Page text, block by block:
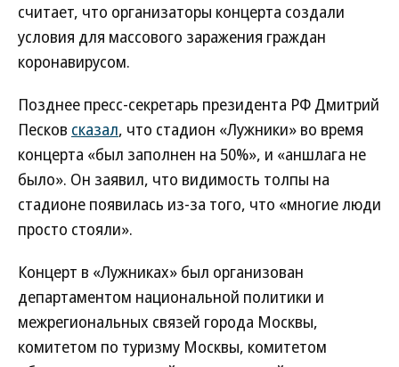
считает, что организаторы концерта создали
условия для массового заражения граждан
коронавирусом.
Позднее пресс-секретарь президента РФ Дмитрий
Песков сказал, что стадион «Лужники» во время
концерта «был заполнен на 50%», и «аншлага не
было». Он заявил, что видимость толпы на
стадионе появилась из-за того, что «многие люди
просто стояли».
Концерт в «Лужниках» был организован
департаментом национальной политики и
межрегиональных связей города Москвы,
комитетом по туризму Москвы, комитетом